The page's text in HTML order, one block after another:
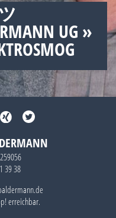
UG »
39 38
erreichbar.